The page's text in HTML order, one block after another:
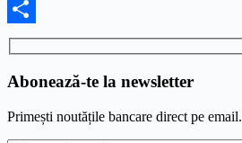
Facebook
Share
Abonează-te la newsletter
Primești noutățile bancare direct pe email.